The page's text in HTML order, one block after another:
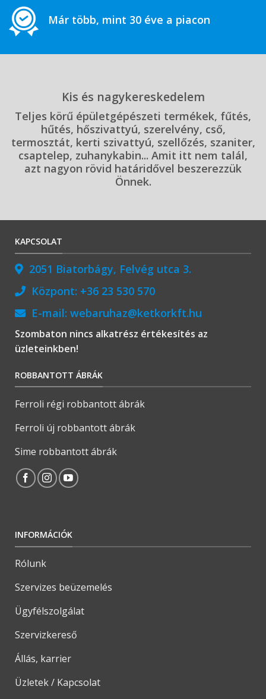
Már több, mint 30 éve a piacon
Kis és nagykereskedelem
Teljes körű épületgépészeti termékek, fűtés,
hűtés, hőszivattyú, szerelvény, cső,
termosztát, kerti szivattyú, szellőzés, szaniter,
csaptelep, zuhanykabin... Amit itt nem talál,
azt nagyon rövid határidővel beszerezzük
Önnek.
KAPCSOLAT
2051 Biatorbágy, Felvég utca 3.
Központ: +36 23 530 570
E-mail: webaruhaz@ketkorkft.hu
Szombaton nincs alkatrész értékesítés az
üzleteinkben!
ROBBANTOTT ÁBRÁK
Ferroli régi robbantott ábrák
Ferroli új robbantott ábrák
Sime robbantott ábrák
INFORMÁCIÓK
Rólunk
Szervizes beüzemelés
Ügyfélszolgálat
Szervizkereső
Állás, karrier
Üzletek / Kapcsolat